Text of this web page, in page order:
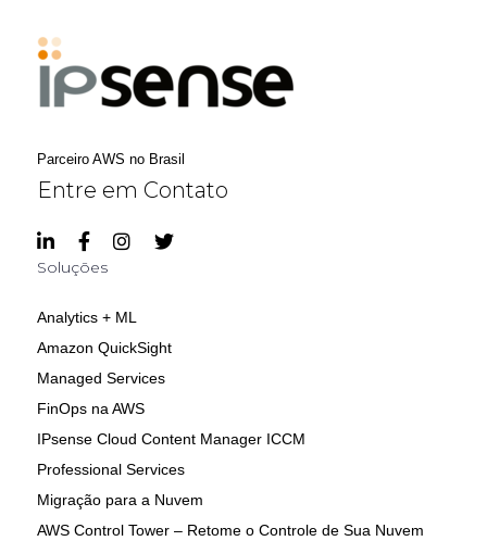
Parceiro AWS no Brasil
Entre em Contato
Soluções
Analytics + ML
Amazon QuickSight
Managed Services
FinOps na AWS
IPsense Cloud Content Manager ICCM
Professional Services
Migração para a Nuvem
AWS Control Tower – Retome o Controle de Sua Nuvem